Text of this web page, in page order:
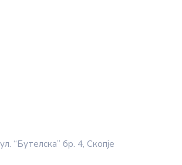
ул. “Бутелска” бр. 4, Скопје